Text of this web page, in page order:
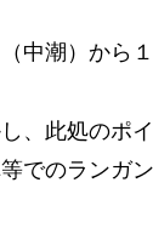
中潮）から
し、此処のポ
でのランガ